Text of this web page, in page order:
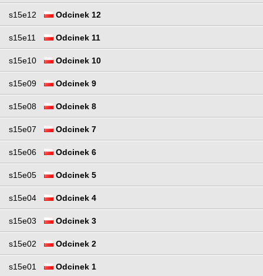
s15e12 Odcinek 12
s15e11 Odcinek 11
s15e10 Odcinek 10
s15e09 Odcinek 9
s15e08 Odcinek 8
s15e07 Odcinek 7
s15e06 Odcinek 6
s15e05 Odcinek 5
s15e04 Odcinek 4
s15e03 Odcinek 3
s15e02 Odcinek 2
s15e01 Odcinek 1